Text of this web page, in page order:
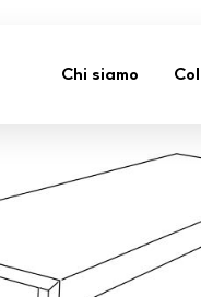
Chi siamo